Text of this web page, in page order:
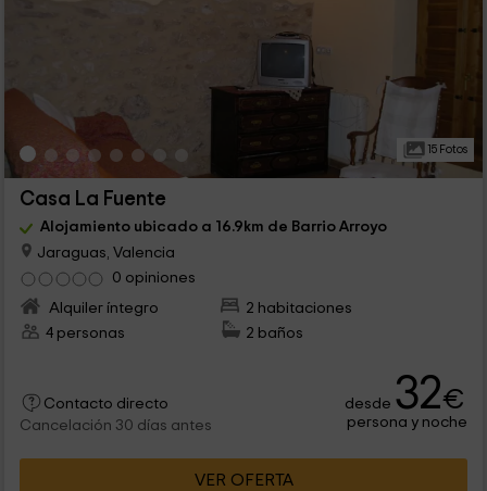
15 Fotos
Casa La Fuente
Alojamiento ubicado a 16.9km de Barrio Arroyo
Jaraguas, Valencia
0 opiniones
Alquiler íntegro
2 habitaciones
4 personas
2 baños
Contacto directo
Cancelación 30 días antes
desde 32€
persona y noche
VER OFERTA